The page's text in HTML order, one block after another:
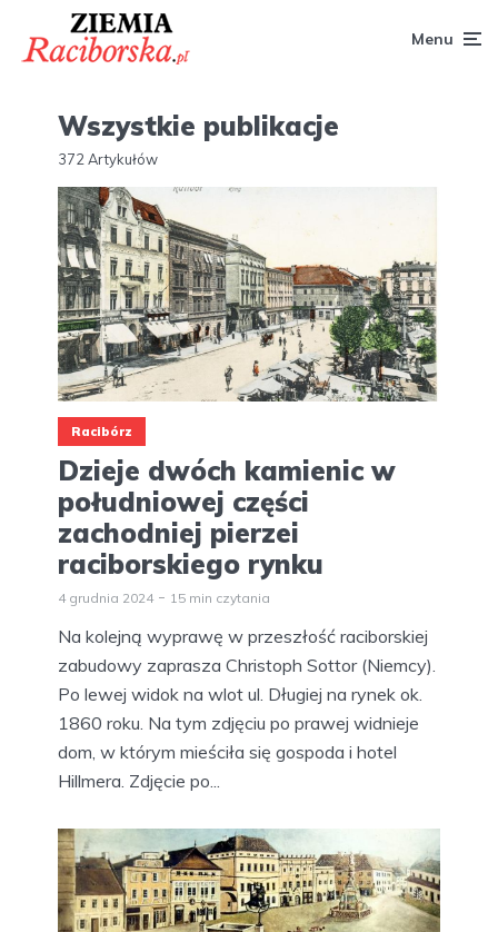
Menu
Wszystkie publikacje
372 Artykułów
Racibórz
Dzieje dwóch kamienic w
południowej części
zachodniej pierzei
raciborskiego rynku
4 grudnia 2024 15 min czytania
Na kolejną wyprawę w przeszłość raciborskiej
zabudowy zaprasza Christoph Sottor (Niemcy).
Po lewej widok na wlot ul. Długiej na rynek ok.
1860 roku. Na tym zdjęciu po prawej widnieje
dom, w którym mieściła się gospoda i hotel
Hillmera. Zdjęcie po...